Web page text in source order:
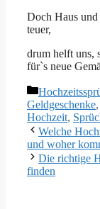
Doch Haus
teuer,
drum helft uns,
für`s neue
Kategorien
Geldgeschenke,
Hochzeit,
Welche
und woher
Die richtige
finden